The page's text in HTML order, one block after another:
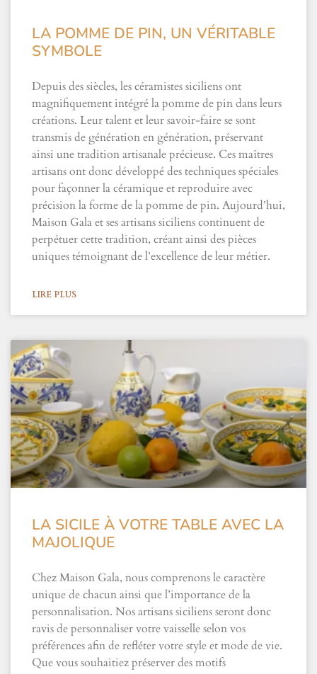
LA POMME DE PIN, UN VÉRITABLE
SYMBOLE
Depuis des siècles, les céramistes siciliens ont
magnifiquement intégré la pomme de pin dans leurs
créations. Leur talent et leur savoir-faire se sont
transmis de génération en génération, préservant
ainsi une tradition artisanale précieuse. Ces maîtres
artisans ont donc développé des techniques spéciales
pour façonner la céramique et reproduire avec
précision la forme de la pomme de pin. Aujourd’hui,
Maison Gala et ses artisans siciliens continuent de
perpétuer cette tradition, créant ainsi des pièces
uniques témoignant de l’excellence de leur métier.
LIRE PLUS
LA SICILE À VOTRE TABLE AVEC LA
MAJOLIQUE
Chez Maison Gala, nous comprenons le caractère
unique de chacun ainsi que l’importance de la
personnalisation. Nos artisans siciliens seront donc
ravis de personnaliser votre vaisselle selon vos
préférences afin de refléter votre style et mode de vie.
Que vous souhaitiez préserver des motifs